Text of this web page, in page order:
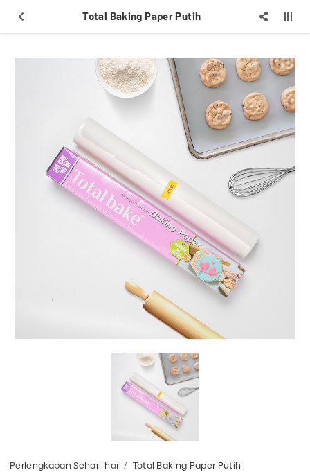
Total Baking Paper Putih
Perlengkapan Sehari-hari Total Baking Paper Putih